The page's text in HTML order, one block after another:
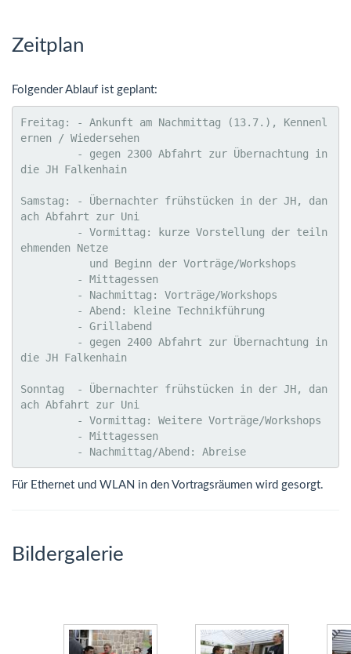
Zeitplan
Folgender Ablauf ist geplant:
Freitag: - Ankunft am Nachmittag (13.7.), Kennenl
ernen / Wiedersehen
die JH Falkenhain
Samstag: - Übernachter frühstücken in der JH, dan
ach Abfahrt zur Uni
ehmenden Netze
die JH Falkenhain
Sonntag  - Übernachter frühstücken in der JH, dan
ach Abfahrt zur Uni
         - Nachmittag/Abend: Abreise
Für Ethernet und WLAN in den Vortragsräumen wird gesorgt.
Bildergalerie